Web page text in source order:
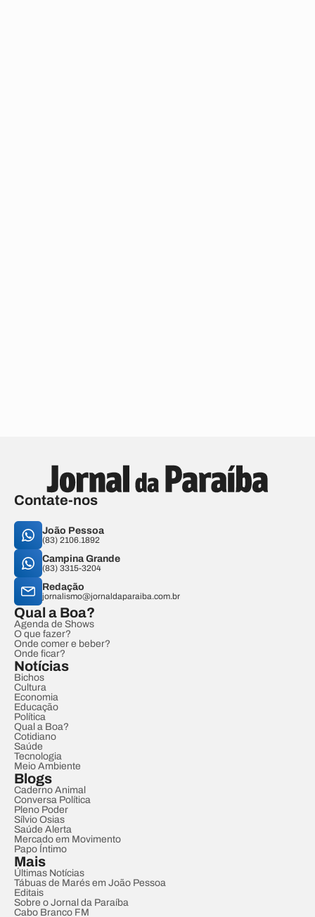
Contate-nos
João Pessoa
(83) 2106.1892
Campina Grande
(83) 3315-3204
Redação
jornalismo@jornaldaparaiba.com.br
Qual a Boa?
Agenda de Shows
O que fazer?
Onde comer e beber?
Onde ficar?
Notícias
Bichos
Cultura
Economia
Educação
Política
Qual a Boa?
Cotidiano
Saúde
Tecnologia
Meio Ambiente
Blogs
Caderno Animal
Conversa Política
Pleno Poder
Sílvio Osias
Saúde Alerta
Mercado em Movimento
Papo Íntimo
Mais
Últimas Notícias
Tábuas de Marés em João Pessoa
Editais
Sobre o Jornal da Paraíba
Cabo Branco FM